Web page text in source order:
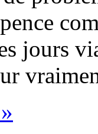
jours